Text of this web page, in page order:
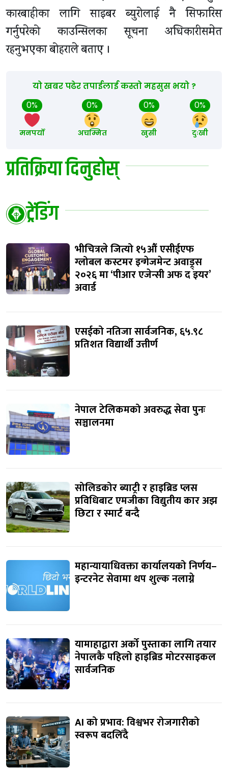
कारबाहीका लागि साइबर ब्युरोलाई नै सिफारिस
गर्नुपरेको काउन्सिलका सूचना अधिकारीसमेत
रहनुभएका बोहराले बताए ।
यो खबर पढेर तपाईलाई कस्तो महसुस भयो ?
0%
मनपर्यो
0%
अचम्मित
0%
खुसी
0%
दुःखी
प्रतिक्रिया दिनुहोस्
ट्रेंडिंग
भीचित्रले जित्यो १५औं एसीईएफ
ग्लोबल कस्टमर इन्गेजमेन्ट अवाड्र्स
२०२६ मा ‘पीआर एजेन्सी अफ द इयर’
अवार्ड
एसईको नतिजा सार्वजनिक, ६५.९८
प्रतिशत विद्यार्थी उत्तीर्ण
नेपाल टेलिकमको अवरुद्ध सेवा पुनः
सञ्चालनमा
सोलिडकोर ब्याट्री र हाइब्रिड प्लस
प्रविधिबाट एमजीका विद्युतीय कार अझ
छिटा र स्मार्ट बन्दै
महान्यायाधिवक्ता कार्यालयको निर्णय–
इन्टरनेट सेवामा थप शुल्क नलाग्ने
यामाहाद्वारा अर्को पुस्ताका लागि तयार
नेपालकै पहिलो हाइब्रिड मोटरसाइकल
सार्वजनिक
AI को प्रभाव: विश्वभर रोजगारीको
स्वरूप बदलिँदै